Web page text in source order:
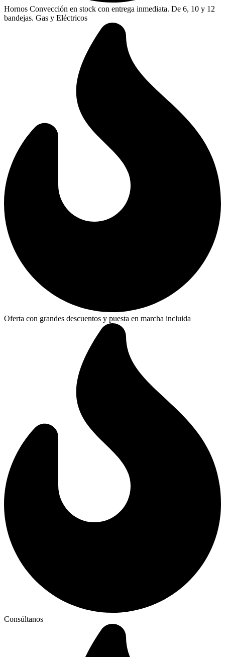
Hornos Convección en stock con entrega inmediata. De 6, 10 y 12
bandejas. Gas y Eléctricos
Oferta con grandes descuentos y puesta en marcha incluida
Consúltanos